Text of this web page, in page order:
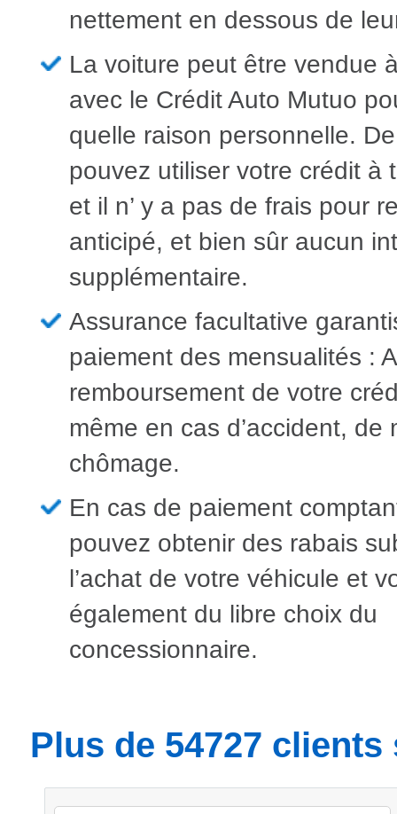
nettement en dessous de
La voiture peut être vendue
avec le Crédit Auto Mutuo
quelle raison personnelle.
pouvez utiliser votre crédit à
et il n’ y a pas de frais pour
anticipé, et bien sûr aucun
supplémentaire.
Assurance facultative
paiement des mensualités :
remboursement de votre
même en cas d’accident, de
chômage.
En cas de paiement
pouvez obtenir des rabais
l’achat de votre véhicule et
également du libre choix du
concessionnaire.
Plus de 54944 clients